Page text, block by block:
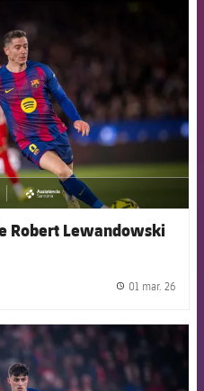
asistencia
Robert Lewandowski
01 mar. 26
FCB Barcelona badge